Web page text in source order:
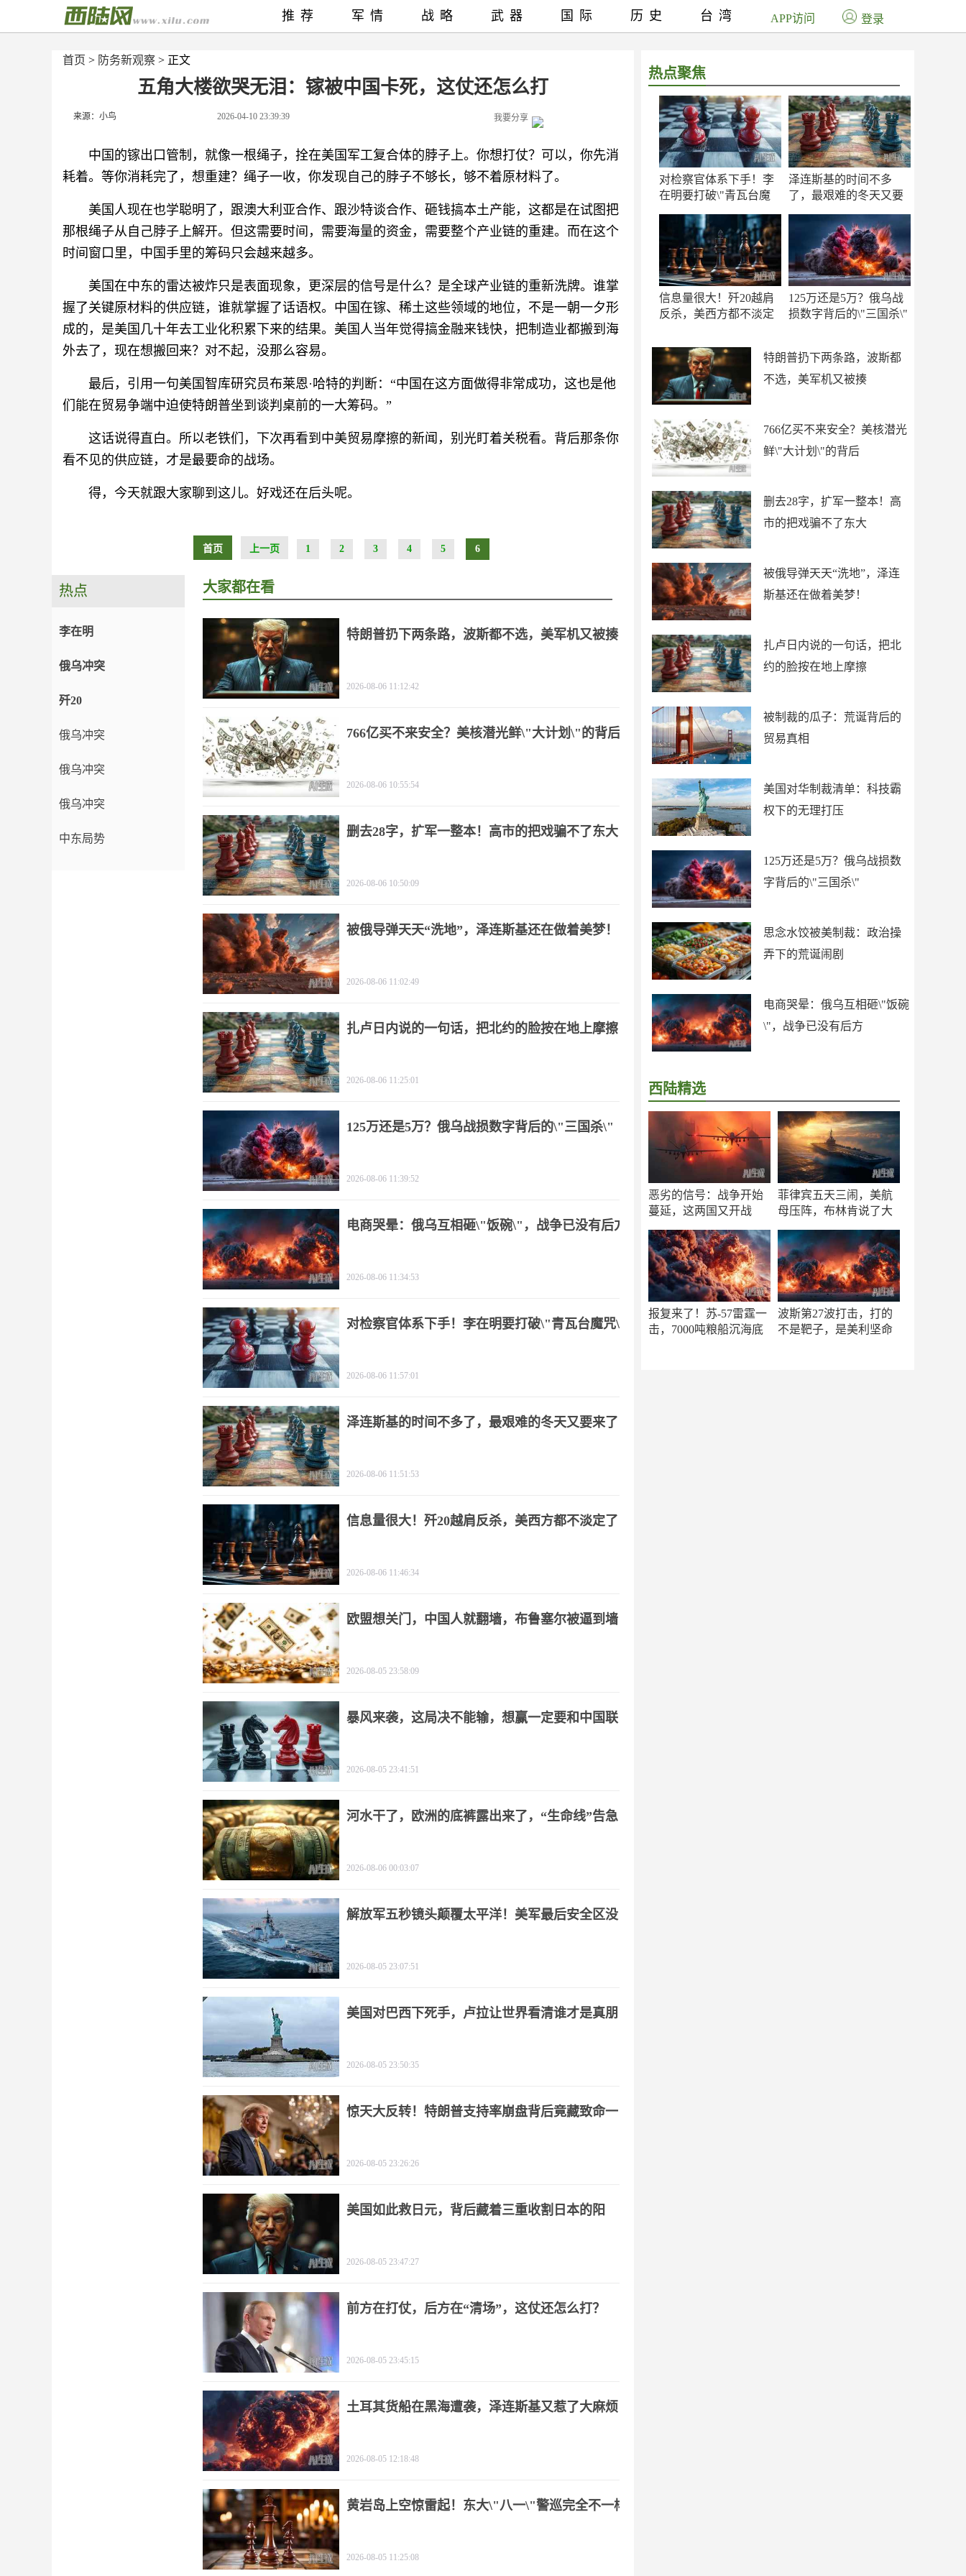
首页 > 防务新观察 > 正文
五角大楼欲哭无泪：镓被中国卡死，这仗还怎么打
来源：小鸟 2026-04-10 23:39:39 我要分享
中国的镓出口管制，就像一根绳子，拴在美国军工复合体的脖子上。你想打仗？可以，你先消
耗着。等你消耗完了，想重建？绳子一收，你发现自己的脖子不够长，够不着原材料了。
美国人现在也学聪明了，跟澳大利亚合作、跟沙特谈合作、砸钱搞本土产能，这都是在试图把
那根绳子从自己脖子上解开。但这需要时间，需要海量的资金，需要整个产业链的重建。而在这个
时间窗口里，中国手里的筹码只会越来越多。
美国在中东的雷达被炸只是表面现象，更深层的信号是什么？是全球产业链的重新洗牌。谁掌
握了关键原材料的供应链，谁就掌握了话语权。中国在镓、稀土这些领域的地位，不是一朝一夕形
成的，是美国几十年去工业化积累下来的结果。美国人当年觉得搞金融来钱快，把制造业都搬到海
外去了，现在想搬回来？对不起，没那么容易。
最后，引用一句美国智库研究员布莱恩·哈特的判断：“中国在这方面做得非常成功，这也是他
们能在贸易争端中迫使特朗普坐到谈判桌前的一大筹码。”
这话说得直白。所以老铁们，下次再看到中美贸易摩擦的新闻，别光盯着关税看。背后那条你
看不见的供应链，才是最要命的战场。
得，今天就跟大家聊到这儿。好戏还在后头呢。
首页 上一页 1 2 3 4 5 6
热点聚焦
对检察官体系下手！李
在明要打破\"青瓦台魔
泽连斯基的时间不多
了，最艰难的冬天又要
信息量很大！歼20越肩
反杀，美西方都不淡定
125万还是5万？俄乌战
损数字背后的\"三国杀\"
特朗普扔下两条路，波斯都
不选，美军机又被揍
766亿买不来安全？美核潜光
鲜\"大计划\"的背后
删去28字，扩军一整本！高
市的把戏骗不了东大
被俄导弹天天“洗地”，泽连
斯基还在做着美梦！
扎卢日内说的一句话，把北
约的脸按在地上摩擦
被制裁的瓜子：荒诞背后的
贸易真相
美国对华制裁清单：科技霸
权下的无理打压
125万还是5万？俄乌战损数
字背后的\"三国杀\"
思念水饺被美制裁：政治操
弄下的荒诞闹剧
电商哭晕：俄乌互相砸\"饭碗
\"，战争已没有后方
西陆精选
恶劣的信号：战争开始
蔓延，这两国又开战
菲律宾五天三闹，美航
母压阵，布林肯说了大
报复来了！苏-57雷霆一
击，7000吨粮船沉海底
波斯第27波打击，打的
不是靶子，是美利坚命
推荐 军情 战略 武器 国际 历史 台湾 APP访问 登录
热点
李在明
俄乌冲突
歼20
俄乌冲突
俄乌冲突
俄乌冲突
中东局势
大家都在看
特朗普扔下两条路，波斯都不选，美军机又被揍
2026-08-06 11:12:42
766亿买不来安全？美核潜光鲜\"大计划\"的背后
2026-08-06 10:55:54
删去28字，扩军一整本！高市的把戏骗不了东大
2026-08-06 10:50:09
被俄导弹天天“洗地”，泽连斯基还在做着美梦！
2026-08-06 11:02:49
扎卢日内说的一句话，把北约的脸按在地上摩擦
2026-08-06 11:25:01
125万还是5万？俄乌战损数字背后的\"三国杀\"
2026-08-06 11:39:52
电商哭晕：俄乌互相砸\"饭碗\"，战争已没有后方
2026-08-06 11:34:53
对检察官体系下手！李在明要打破\"青瓦台魔咒\"
2026-08-06 11:57:01
泽连斯基的时间不多了，最艰难的冬天又要来了
2026-08-06 11:51:53
信息量很大！歼20越肩反杀，美西方都不淡定了
2026-08-06 11:46:34
欧盟想关门，中国人就翻墙，布鲁塞尔被逼到墙
2026-08-05 23:58:09
暴风来袭，这局决不能输，想赢一定要和中国联
2026-08-05 23:41:51
河水干了，欧洲的底裤露出来了，“生命线”告急
2026-08-06 00:03:07
解放军五秒镜头颠覆太平洋！美军最后安全区没
2026-08-05 23:07:51
美国对巴西下死手，卢拉让世界看清谁才是真朋
2026-08-05 23:50:35
惊天大反转！特朗普支持率崩盘背后竟藏致命一
2026-08-05 23:26:26
美国如此救日元，背后藏着三重收割日本的阳
2026-08-05 23:47:27
前方在打仗，后方在“清场”，这仗还怎么打？
2026-08-05 23:45:15
土耳其货船在黑海遭袭，泽连斯基又惹了大麻烦
2026-08-05 12:18:48
黄岩岛上空惊雷起！东大\"八一\"警巡完全不一样
2026-08-05 11:25:08